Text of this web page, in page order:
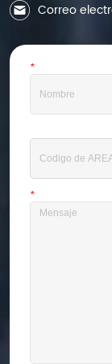
Correo
*Nombre
*Mensaje